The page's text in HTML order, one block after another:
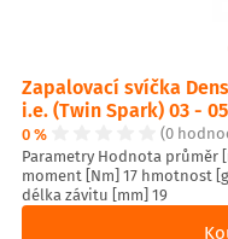
Zapalovací svíčka
i.e. (Twin Spark) 03 - 05
0 %
(0
Parametry Hodnota průměr
moment [Nm] 17 hmotnost
délka závitu [mm] 19